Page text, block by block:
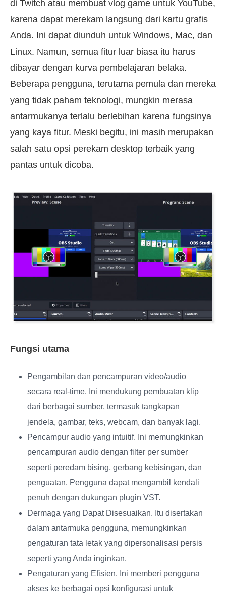
di Twitch atau membuat vlog game untuk YouTube,
karena dapat merekam langsung dari kartu grafis
Anda. Ini dapat diunduh untuk Windows, Mac, dan
Linux. Namun, semua fitur luar biasa itu harus
dibayar dengan kurva pembelajaran belaka.
Beberapa pengguna, terutama pemula dan mereka
yang tidak paham teknologi, mungkin merasa
antarmukanya terlalu berlebihan karena fungsinya
yang kaya fitur. Meski begitu, ini masih merupakan
salah satu opsi perekam desktop terbaik yang
pantas untuk dicoba.
Fungsi utama
Pengambilan dan pencampuran video/audio
secara real-time. Ini mendukung pembuatan klip
dari berbagai sumber, termasuk tangkapan
jendela, gambar, teks, webcam, dan banyak lagi.
Pencampur audio yang intuitif. Ini memungkinkan
pencampuran audio dengan filter per sumber
seperti peredam bising, gerbang kebisingan, dan
penguatan. Pengguna dapat mengambil kendali
penuh dengan dukungan plugin VST.
Dermaga yang Dapat Disesuaikan. Itu disertakan
dalam antarmuka pengguna, memungkinkan
pengaturan tata letak yang dipersonalisasi persis
seperti yang Anda inginkan.
Pengaturan yang Efisien. Ini memberi pengguna
akses ke berbagai opsi konfigurasi untuk